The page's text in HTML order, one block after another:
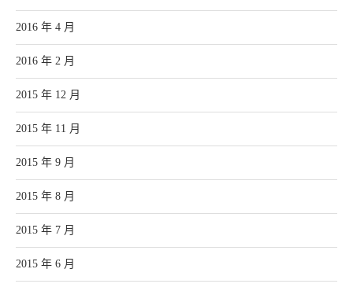
2016 年 4 月
2016 年 2 月
2015 年 12 月
2015 年 11 月
2015 年 9 月
2015 年 8 月
2015 年 7 月
2015 年 6 月